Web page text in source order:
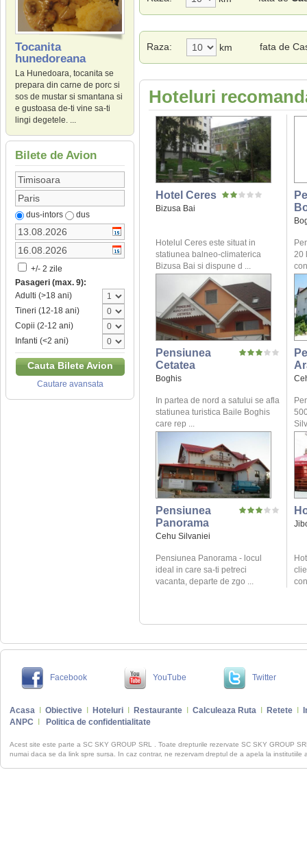
Tocanita
hunedoreana
La Hunedoara, tocanita se
prepara din carne de porc si
sos de mustar si smantana si
e gustoasa de-ti vine sa-ti
lingi degetele. ...
Bilete de Avion
dus-intors dus
+/- 2 zile
Pasageri (max. 9):
Adulti (>18 ani)
Tineri (12-18 ani)
Copii (2-12 ani)
Infanti (<2 ani)
Cauta Bilete Avion
Cautare avansata
Raza: km fata de
Hoteluri
Hotel Ceres
Bizusa Bai
Hotelul Ceres este situat in
statiunea balneo-climaterica
Bizusa Bai si dispune d ...
20
Pensiunea
Cetatea
Boghis
In partea de nord a satului se afla
statiunea turistica Baile Boghis
care rep ...
Pensiunea
Panorama
Cehu Silvaniei
Pensiunea Panorama - locul
ideal in care sa-ti petreci
vacanta, departe de zgo ...
Facebook YouTube Twitter
Acasa Obiective Hoteluri Restaurante Calculeaza Ruta Retete
ANPC
Politica de confidentialitate
Acest site este parte a SC SKY GROUP SRL . Toate drepturile rezervate SC SKY GROUP
numai daca se da link spre sursa. In caz contrar, ne rezervam dreptul de a apela la institutiile